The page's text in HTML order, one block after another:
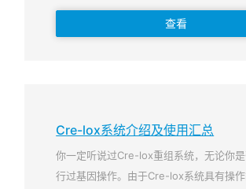
查看
Cre-lox系统介绍及使用汇总
你一定听说过Cre-lox重组系统，无论你
行过基因操作。由于Cre-lox系统具有操